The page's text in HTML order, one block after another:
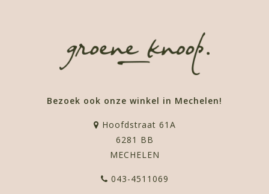
Bezoek ook onze winkel in Mechelen!
Hoofdstraat 61A
6281 BB
MECHELEN
043-4511069